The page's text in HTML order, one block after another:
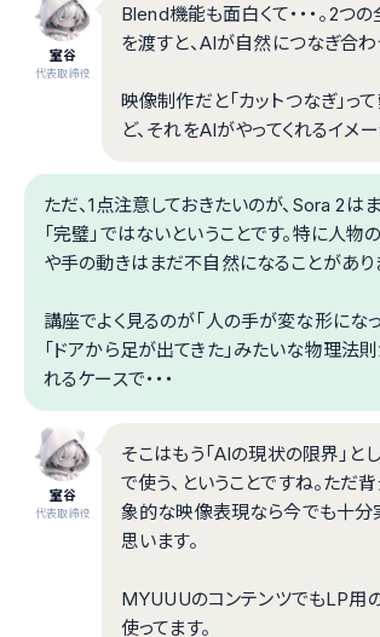
室谷
代表取締役
Blend機能も面白くて・・・。2つ
を渡すと、AIが自然につなぎ合わ
映像制作だと「カットつなぎ」っ
ど、それをAIがやってくれるイメー
ただ、1点注意しておきたいのが、Sora 2は
「完璧」ではないということです。特に人物
や手の動きはまだ不自然になることがあり
講座でよく見るのが「人の手が変な形になっ
「ドアから足が出てきた」みたいな物理法
れるケースで・・・
室谷
代表取締役
そこはもう「AIの現状の限界」と
で使う、ということですね。ただ
象的な映像表現なら今でも十分
思います。
MYUUUのコンテンツでもLP用
使ってます。